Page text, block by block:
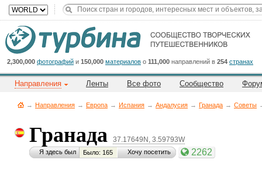
2,300,000 фотографий и 150,000 материалов о 111,000 направлений в 254 странах
Направления Ленты Все фото Сообщество
→ Направления → Европа → Испания → Андалусия → Гранада → Советы
Гранада 37.17649N, 3.59793W
Я здесь был Было: 165 Хочу посетить 2262
Cейчас
на
сайте:
Title
Button